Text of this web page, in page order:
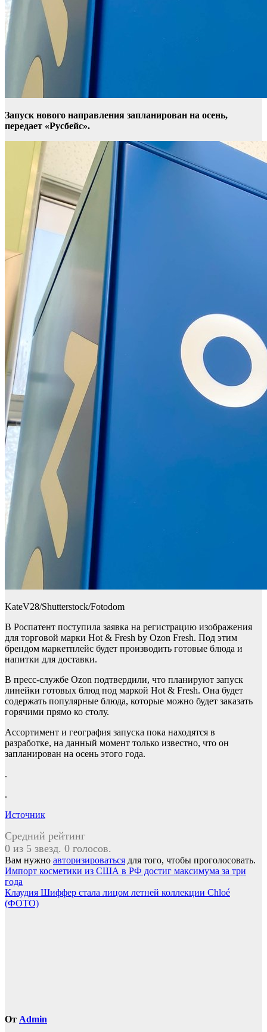
Запуск нового направления запланирован на осень,
передает «Русбейс».
KateV28/Shutterstock/Fotodom
В Роспатент поступила заявка на регистрацию изображения
для торговой марки Hot & Fresh by Ozon Fresh. Под этим
брендом маркетплейс будет производить готовые блюда и
напитки для доставки.
В пресс-службе Ozon подтвердили, что планируют запуск
линейки готовых блюд под маркой Hot & Fresh. Она будет
содержать популярные блюда, которые можно будет заказать
горячими прямо ко столу.
Ассортимент и география запуска пока находятся в
разработке, на данный момент только известно, что он
запланирован на осень этого года.
.
.
Источник
Средний рейтинг
0 из 5 звезд. 0 голосов.
Вам нужно авторизироваться для того, чтобы проголосовать.
Навигация
по
записям
Импорт косметики из США в РФ достиг максимума за три
года
Клаудия Шиффер стала лицом летней коллекции Chloé
(ФОТО)
От Admin